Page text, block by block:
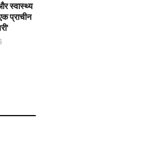
स्वास्थ्य
प्राचीन